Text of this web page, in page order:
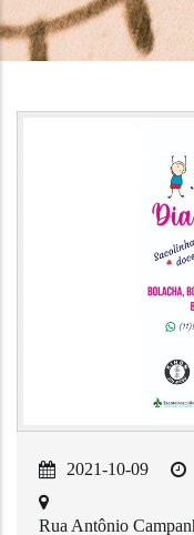
2021-10-09
Rua Antônio